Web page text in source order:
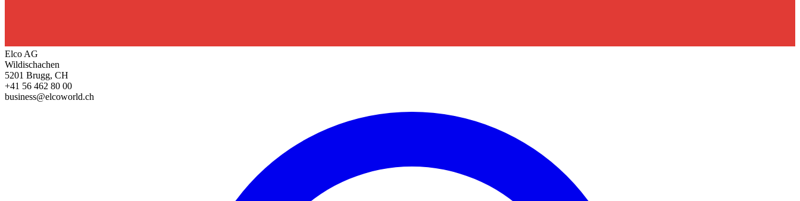
Elco AG
Wildischachen
5201 Brugg, CH
+41 56 462 80 00
business@elcoworld.ch